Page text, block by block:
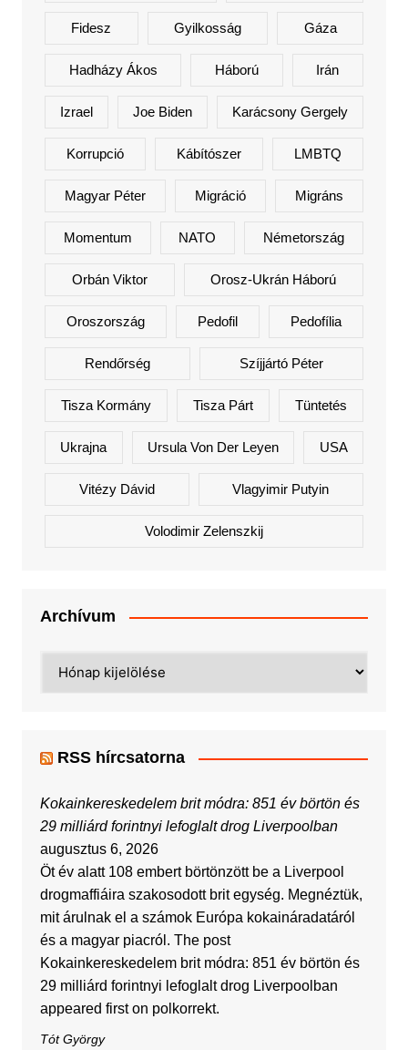
Fidesz Gyilkosság Gáza
Hadházy Ákos Háború Irán
Izrael Joe Biden Karácsony Gergely
Korrupció Kábítószer LMBTQ
Magyar Péter Migráció Migráns
Momentum NATO Németország
Orbán Viktor Orosz-Ukrán Háború
Oroszország Pedofil Pedofília
Rendőrség Szíjjártó Péter
Tisza Kormány Tisza Párt Tüntetés
Ukrajna Ursula Von Der Leyen USA
Vitézy Dávid Vlagyimir Putyin
Volodimir Zelenszkij
Archívum
RSS hírcsatorna
Kokainkereskedelem brit módra: 851 év börtön és
29 milliárd forintnyi lefoglalt drog Liverpoolban
augusztus 6, 2026
Öt év alatt 108 embert börtönzött be a Liverpool
drogmaffiáira szakosodott brit egység. Megnéztük,
mit árulnak el a számok Európa kokaináradatáról
és a magyar piacról. The post
Kokainkereskedelem brit módra: 851 év börtön és
29 milliárd forintnyi lefoglalt drog Liverpoolban
appeared first on polkorrekt.
Tót György